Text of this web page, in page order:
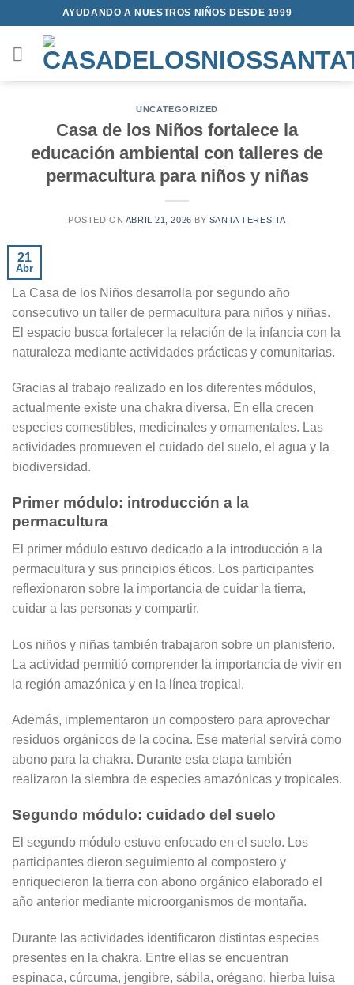
al
contenido
AYUDANDO A NUESTROS NIÑOS DESDE 1999
UNCATEGORIZED
Casa de los Niños fortalece la
educación ambiental con talleres de
permacultura para niños y niñas
POSTED ON ABRIL 21, 2026 BY SANTA TERESITA
21
Abr
La Casa de los Niños desarrolla por segundo año
consecutivo un taller de permacultura para niños y niñas.
El espacio busca fortalecer la relación de la infancia con la
naturaleza mediante actividades prácticas y comunitarias.
Gracias al trabajo realizado en los diferentes módulos,
actualmente existe una chakra diversa. En ella crecen
especies comestibles, medicinales y ornamentales. Las
actividades promueven el cuidado del suelo, el agua y la
biodiversidad.
Primer módulo: introducción a la
permacultura
El primer módulo estuvo dedicado a la introducción a la
permacultura y sus principios éticos. Los participantes
reflexionaron sobre la importancia de cuidar la tierra,
cuidar a las personas y compartir.
Los niños y niñas también trabajaron sobre un planisferio.
La actividad permitió comprender la importancia de vivir en
la región amazónica y en la línea tropical.
Además, implementaron un compostero para aprovechar
residuos orgánicos de la cocina. Ese material servirá como
abono para la chakra. Durante esta etapa también
realizaron la siembra de especies amazónicas y tropicales.
Segundo módulo: cuidado del suelo
El segundo módulo estuvo enfocado en el suelo. Los
participantes dieron seguimiento al compostero y
enriquecieron la tierra con abono orgánico elaborado el
año anterior mediante microorganismos de montaña.
Durante las actividades identificaron distintas especies
presentes en la chakra. Entre ellas se encuentran
espinaca, cúrcuma, jengibre, sábila, orégano, hierba luisa